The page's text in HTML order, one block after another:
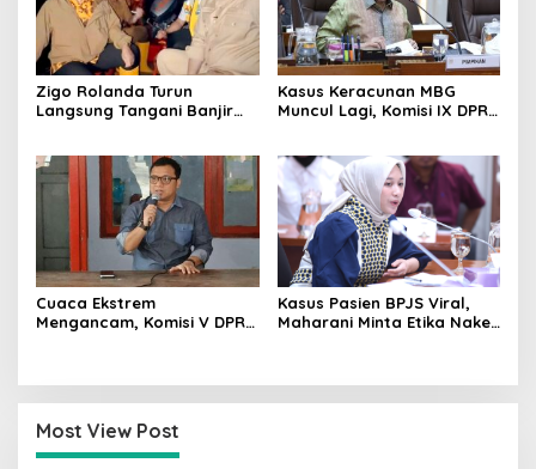
Zigo Rolanda Turun
Langsung Tangani Banjir
Kasus Keracunan MBG
Muncul Lagi, Komisi IX DPR
Cuaca Ekstrem
Mengancam, Komisi V DPR
Kasus Pasien BPJS Viral,
Maharani Minta Etika Nakes
Most View Post